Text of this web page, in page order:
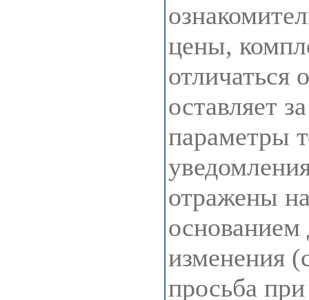
цены,
отличаться
оставляет
параметры
отражены
основанием
изменения
просьба